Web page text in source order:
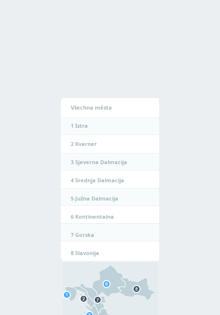
Všechna města
1 Istra
2 Kvarner
3 Sjeverna Dalmacija
4 Srednja Dalmacija
5 Južna Dalmacija
6 Kontinentalna
7 Gorska
8 Slavonija